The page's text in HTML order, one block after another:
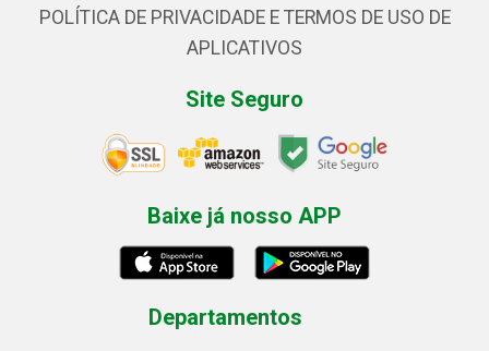
POLÍTICA DE PRIVACIDADE E TERMOS DE USO DE
APLICATIVOS
Site Seguro
Baixe já nosso APP
Departamentos